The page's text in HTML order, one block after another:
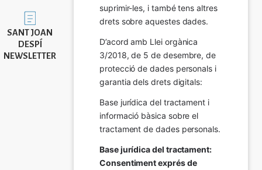
Imatge
SANT JOAN
DESPÍ
NEWSLETTER
suprimir-les, i també tens altres
drets sobre aquestes dades.
D’acord amb Llei orgànica
3/2018, de 5 de desembre, de
protecció de dades personals i
garantia dels drets digitals:
Base jurídica del tractament i
informació bàsica sobre el
tractament de dades personals.
Base jurídica del tractament:
Consentiment exprés de